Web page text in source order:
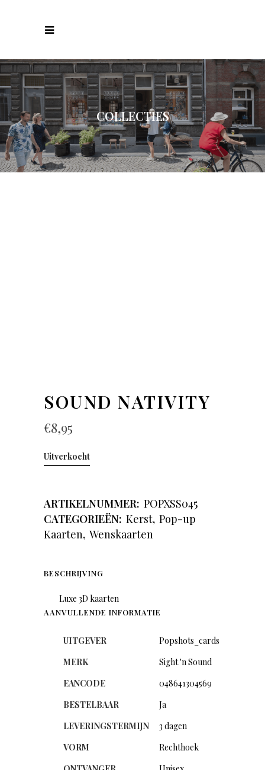
COLLECTIES
SOUND NATIVITY
€8,95
Uitverkocht
ARTIKELNUMMER: POPXSS045
CATEGORIEËN: Kerst, Pop-up
Kaarten, Wenskaarten
BESCHRIJVING
Luxe 3D kaarten
AANVULLENDE INFORMATIE
UITGEVER
Popshots_cards
MERK
Sight 'n Sound
EANCODE
048641304569
BESTELBAAR
Ja
LEVERINGSTERMIJN
3 dagen
VORM
Rechthoek